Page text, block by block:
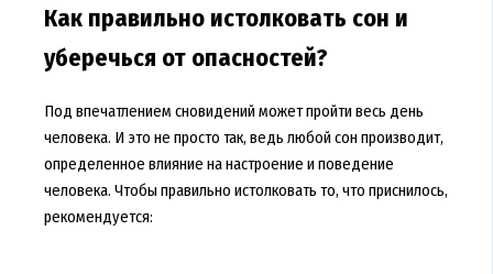
Как правильно истолковать сон и
уберечься от опасностей?
Под впечатлением сновидений может пройти весь день
человека. И это не просто так, ведь любой сон производит,
определенное влияние на настроение и поведение
человека. Чтобы правильно истолковать то, что приснилось,
рекомендуется: